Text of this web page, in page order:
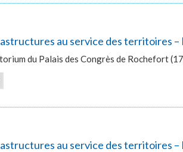
au service des territoires –
du Palais des Congrès de Rochefort
au service des territoires –